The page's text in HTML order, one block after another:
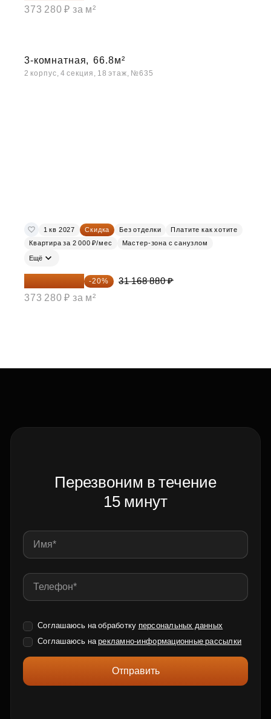
373 280 ₽ за м²
3-комнатная, 66.8м²
2 корпус, 4 секция, 18 этаж, №635
1 кв 2027 Скидка Без отделки
Платите как хотите
Квартира за 2 000 ₽/мес
Мастер-зона с санузлом
Ещё
24 935 104 ₽ -20%
31 168 880 ₽
373 280 ₽ за м²
Перезвоним в течение
15 минут
Соглашаюсь на обработку персональных данных
Соглашаюсь нарекламно-информационные рассылки
Отправить